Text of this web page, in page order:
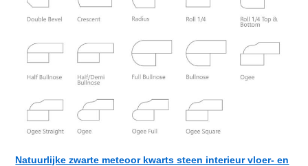
Natuurlijke zwarte meteoor kwarts steen interieur vloer- en